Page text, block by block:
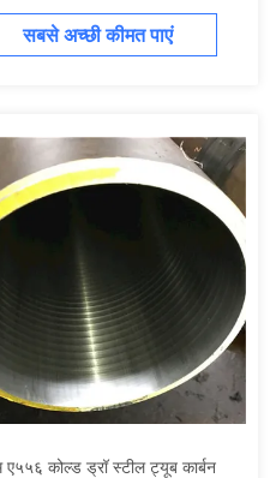
सबसे अच्छी कीमत पाएं
ए५५६ कोल्ड ड्रॉ स्टील ट्यूब कार्बन